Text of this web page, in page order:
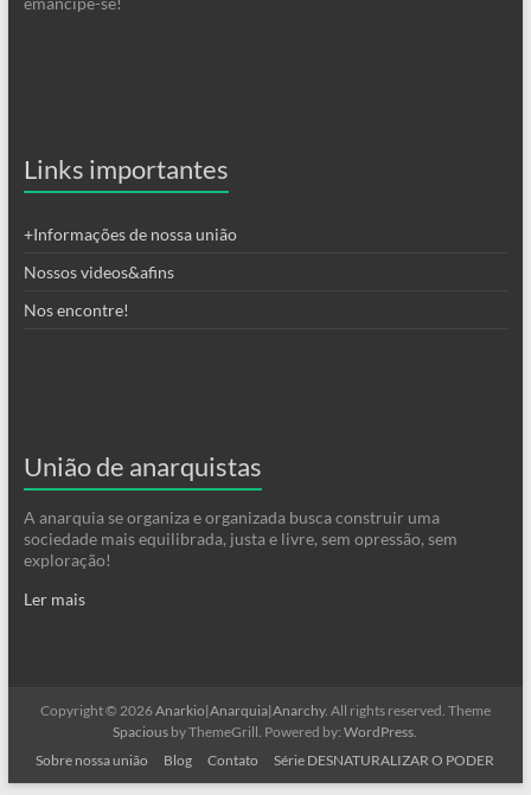
Links importantes
+Informações de nossa união
Nossos videos&afins
Nos encontre!
União de anarquistas
A anarquia se organiza e organizada busca construir uma
sociedade mais equilibrada, justa e livre, sem opressão, sem
exploração!
Ler mais
Copyright © 2026Anarkio|Anarquia|Anarchy. All rights reserved. Theme
Spacious by ThemeGrill. Powered by:WordPress
Sobre nossa união
Blog Contato Série DESNATURALIZAR O PODER